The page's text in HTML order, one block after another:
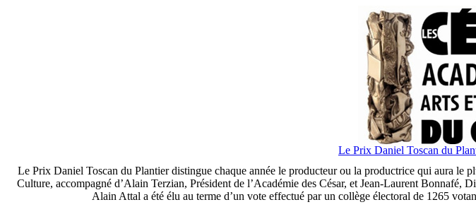
Le Prix Daniel Toscan du
Le Prix Daniel Toscan du Plantier distingue chaque année le producteur ou la productrice qui aura le
Culture, accompagné d’Alain Terzian, Président de l’Académie des César, et Jean-Laurent
Alain Attal a été élu au terme d’un vote effectué par un collège électoral de 1265